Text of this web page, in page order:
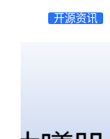
开源资讯